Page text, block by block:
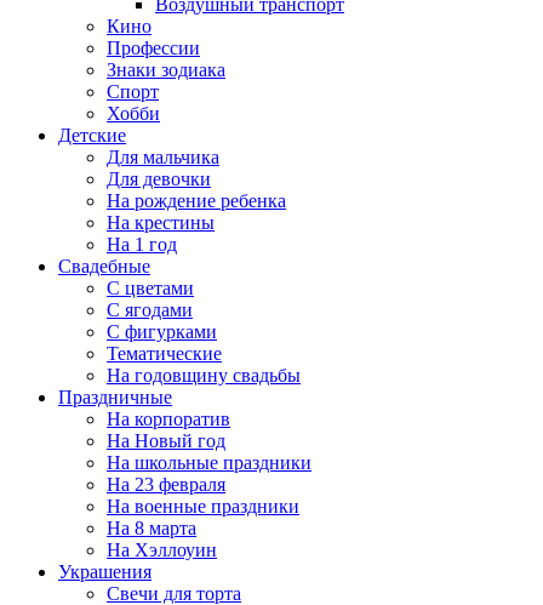
Воздушный транспорт
Кино
Профессии
Знаки зодиака
Спорт
Хобби
Детские
Для мальчика
Для девочки
На рождение ребенка
На крестины
На 1 год
Свадебные
С цветами
С ягодами
С фигурками
Тематические
На годовщину свадьбы
Праздничные
На корпоратив
На Новый год
На школьные праздники
На 23 февраля
На военные праздники
На 8 марта
На Хэллоуин
Украшения
Свечи для торта